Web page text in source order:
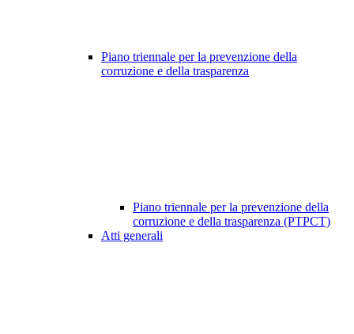
Piano triennale per la prevenzione della
corruzione e della trasparenza
Piano triennale per la prevenzione della
corruzione e della trasparenza (PTPCT)
Atti generali